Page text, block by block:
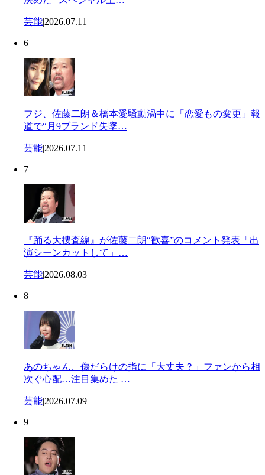
芸能|2026.07.11
6
フジ、佐藤二朗＆橋本愛騒動渦中に「恋愛もの変更」報
道で“月9ブランド失墜…
芸能|2026.07.11
7
『踊る大捜査線』が佐藤二朗“歓喜”のコメント発表「出
演シーンカットして」…
芸能|2026.08.03
8
あのちゃん、傷だらけの指に「大丈夫？」ファンから相
次ぐ心配…注目集めた …
芸能|2026.07.09
9